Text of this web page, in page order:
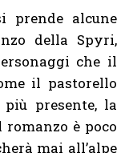
prende alcune
della Spyri,
che il
il pastorello
presente, la
è poco
mai all’alpe